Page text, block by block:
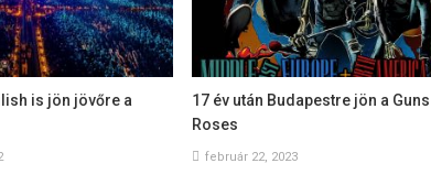
is jön jövőre a
17 év után Budapestre jön a Guns
Roses
február 22, 2023